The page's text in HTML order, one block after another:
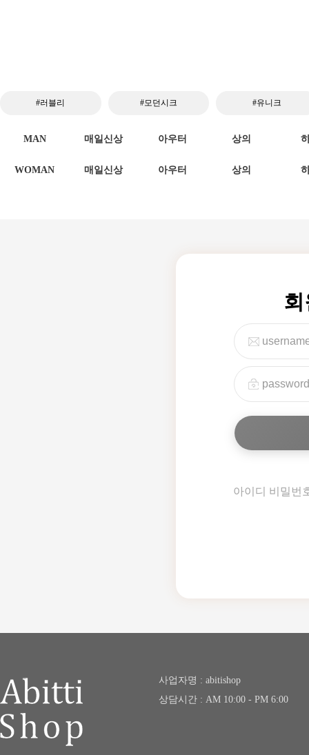
#러블리 #모던시크 #유니크
MAN 매일신상 아우터 상의
WOMAN 매일신상 아우터 상의
아이디 비밀번
사업자명 : abitishop
상담시간 : AM 10:00 - PM 6:00